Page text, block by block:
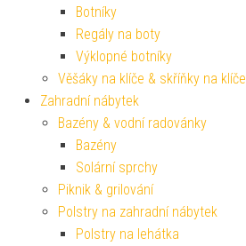
Botníky
Regály na boty
Výklopné botníky
Věšáky na klíče & skříňky na klíče
Zahradní nábytek
Bazény & vodní radovánky
Bazény
Solární sprchy
Piknik & grilování
Polstry na zahradní nábytek
Polstry na lehátka